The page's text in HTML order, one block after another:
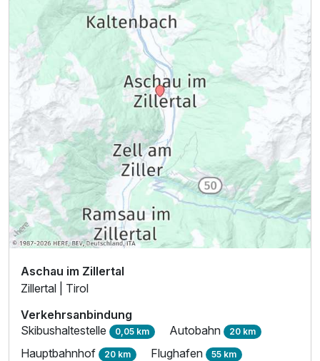
Aschau im Zillertal
Zillertal | Tirol
Verkehrsanbindung
Skibushaltestelle 0,05 km Autobahn 20 km
Hauptbahnhof 20 km Flughafen 55 km